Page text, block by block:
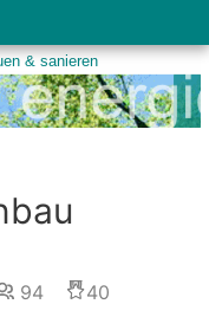
94
40